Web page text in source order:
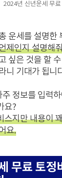
2024년 신년운세 무료
운세를 설명한
제인지 설명해
싶은 것을 할
니 기대가 됩니
정보를 입력
요?
스지만 내용이
요.
무료 토정